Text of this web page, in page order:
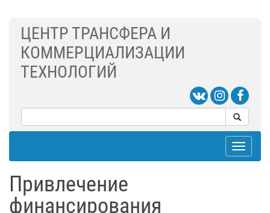
ЦЕНТР ТРАНСФЕРА И
КОММЕРЦИАЛИЗАЦИИ
ТЕХНОЛОГИЙ
Toggle
Привлечение
финансирования